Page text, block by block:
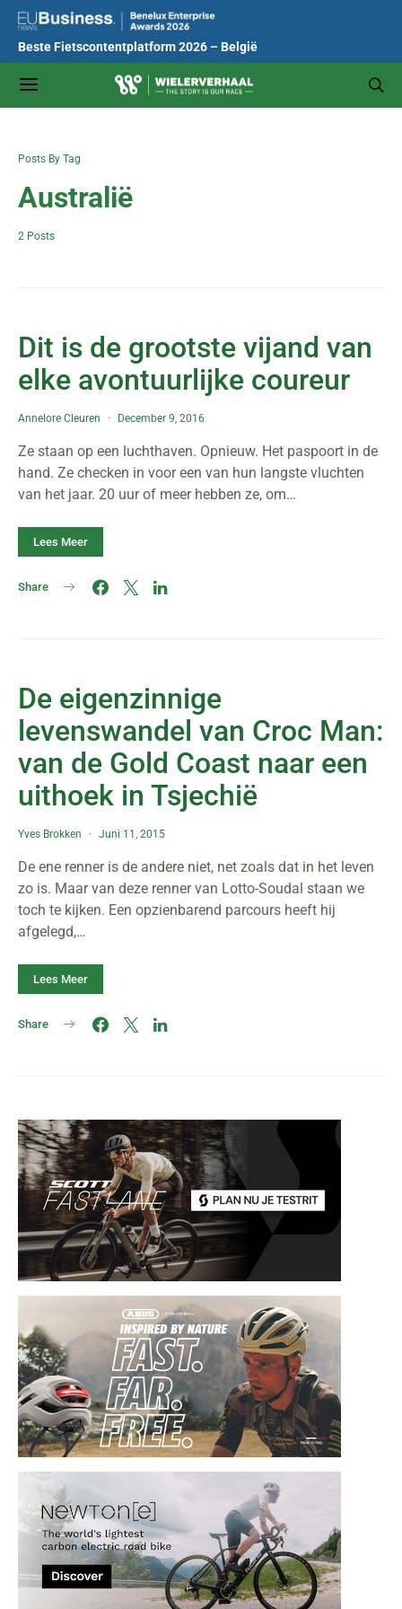
Beste Fietscontentplatform 2026 – België
Posts By Tag
Australië
2 Posts
Dit is de grootste vijand van
elke avontuurlijke coureur
Annelore Cleuren December 9, 2016
Ze staan op een luchthaven. Opnieuw. Het paspoort in de
hand. Ze checken in voor een van hun langste vluchten
van het jaar. 20 uur of meer hebben ze, om…
Lees Meer
Share
De eigenzinnige
levenswandel van Croc Man:
van de Gold Coast naar een
uithoek in Tsjechië
Yves Brokken Juni 11, 2015
De ene renner is de andere niet, net zoals dat in het leven
zo is. Maar van deze renner van Lotto-Soudal staan we
toch te kijken. Een opzienbarend parcours heeft hij
afgelegd,…
Lees Meer
Share